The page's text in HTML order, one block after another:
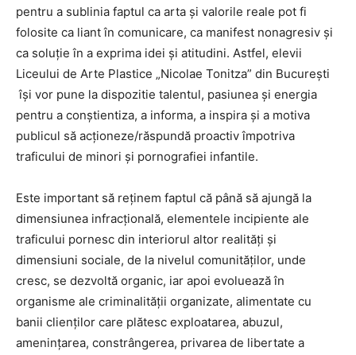
pentru a sublinia faptul ca arta și valorile reale pot fi
folosite ca liant în comunicare, ca manifest nonagresiv și
ca soluție în a exprima idei și atitudini. Astfel, elevii
Liceului de Arte Plastice „Nicolae Tonitza” din București
își vor pune la dispozitie talentul, pasiunea şi energia
pentru a conştientiza, a informa, a inspira şi a motiva
publicul să acţioneze/răspundă proactiv împotriva
traficului de minori și pornografiei infantile.
Este important să reținem faptul că până să ajungă la
dimensiunea infracțională, elementele incipiente ale
traficului pornesc din interiorul altor realități și
dimensiuni sociale, de la nivelul comunităților, unde
cresc, se dezvoltă organic, iar apoi evoluează în
organisme ale criminalității organizate, alimentate cu
banii clienților care plătesc exploatarea, abuzul,
amenințarea, constrângerea, privarea de libertate a